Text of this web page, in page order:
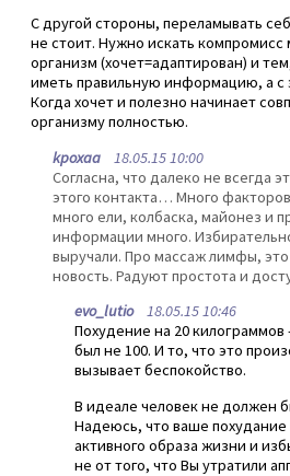
С другой стороны, переламывать
не стоит. Нужно искать
организм (хочет=адаптирован) и
иметь правильную информацию, а с
Когда хочет и полезно начинает
организму полностью.
kpoxaa 18.05.15 10:00
Согласна, что далеко не всегда
этого контакта… Много
много ели, колбаска, майонез и
информации много.
выручали. Про массаж лимфы,
новость. Радуют простота и
evo_lutio18.05.15 10:46
Похудение на 20
был не 100. И то, что это
вызывает беспокойство.
В идеале человек не должен
Надеюсь, что ваше
активного образа жизни и
не от того, что Вы утратили